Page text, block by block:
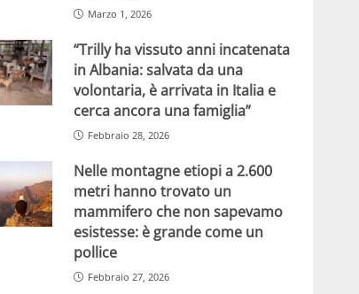
Marzo 1, 2026
“Trilly ha vissuto anni incatenata
in Albania: salvata da una
volontaria, è arrivata in Italia e
cerca ancora una famiglia”
Febbraio 28, 2026
Nelle montagne etiopi a 2.600
metri hanno trovato un
mammifero che non sapevamo
esistesse: è grande come un
pollice
Febbraio 27, 2026